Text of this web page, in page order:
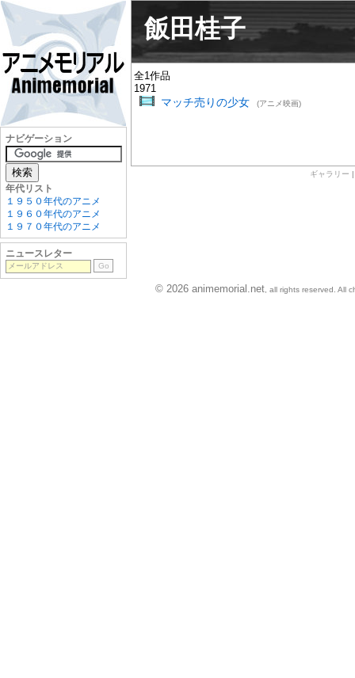
飯田桂子
全1作品
1971
マッチ売りの少女 (アニメ映画)
ギャラリー
ナビゲーション
年代リスト
１９５０年代のアニメ
１９６０年代のアニメ
１９７０年代のアニメ
ニュースレター
© 2026 animemorial.net , all rights reserved. All